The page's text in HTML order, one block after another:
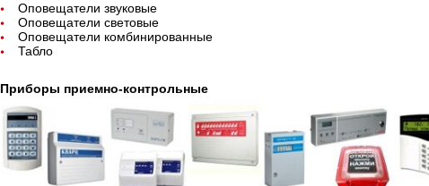
Оповещатели звуковые
Оповещатели световые
Оповещатели комбинированные
Табло
Приборы приемно-контрольные